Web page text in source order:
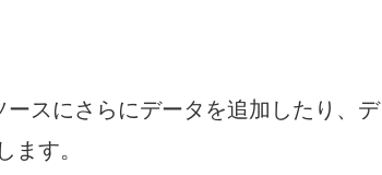
ースにさらにデータを追加したり、デ
ます。